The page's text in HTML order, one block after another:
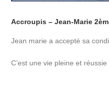
Accroupis – Jean-Marie
Jean marie a accepté sa
C’est une vie pleine et